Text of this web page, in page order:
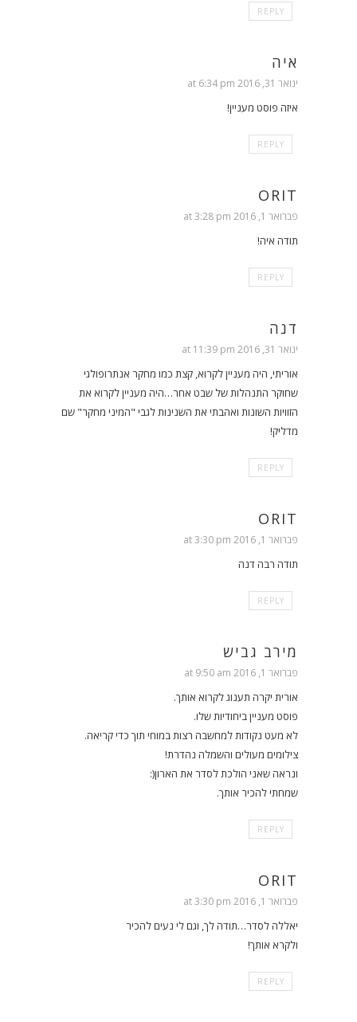
REPLY
איה
ינואר 31, 2016 at 6:34 pm
איזה פוסט מעניין!
REPLY
ORIT
פברואר 1, 2016 at 3:28 pm
תודה איה!
REPLY
דנה
ינואר 31, 2016 at 11:39 pm
אוריתי, היה מעניין לקרוא, קצת כמו מחקר אנתרופולגי
שחוקר התנהלות של שבט אחר…היה מעניין לקרוא את
הזוויות השונות ואהבתי את השנינות לגבי "המיני מחקר" שם
מדליק!
REPLY
ORIT
פברואר 1, 2016 at 3:30 pm
תודה רבה דנה
REPLY
מירב גביש
פברואר 1, 2016 at 9:50 am
אורית יקרה תענוג לקרוא אותך.
פוסט מעניין ביחודיות שלו.
לא מעט נקודות למחשבה רצות במוחי תוך כדי קריאה.
צילומים מעולים והשמלה נהדרת!
ונראה שאני הולכת לסדר את הארון(:
שמחתי להכיר אותך.
REPLY
ORIT
פברואר 1, 2016 at 3:30 pm
יאללה לסדר…תודה לך, וגם לי נעים להכיר
ולקרא אותך!
REPLY